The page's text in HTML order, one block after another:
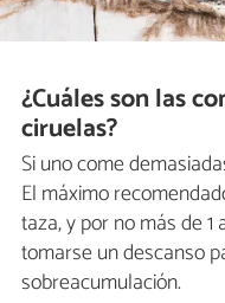
¿Cuáles son las
ciruelas?
Si uno come
El máximo
taza, y por no más de
tomarse un descanso
sobreacumulación.